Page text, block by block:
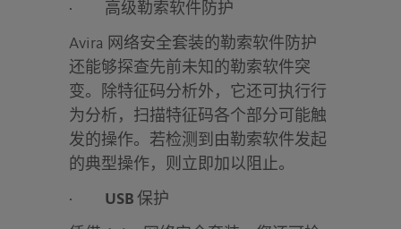
· 高级勒索软件防护
Avira 网络安全套装的勒索软件防护
还能够探查先前未知的勒索软件突
变。除特征码分析外，它还可执行行
为分析，扫描特征码各个部分可能触
发的操作。若检测到由勒索软件发起
的典型操作，则立即加以阻止。
· USB 保护